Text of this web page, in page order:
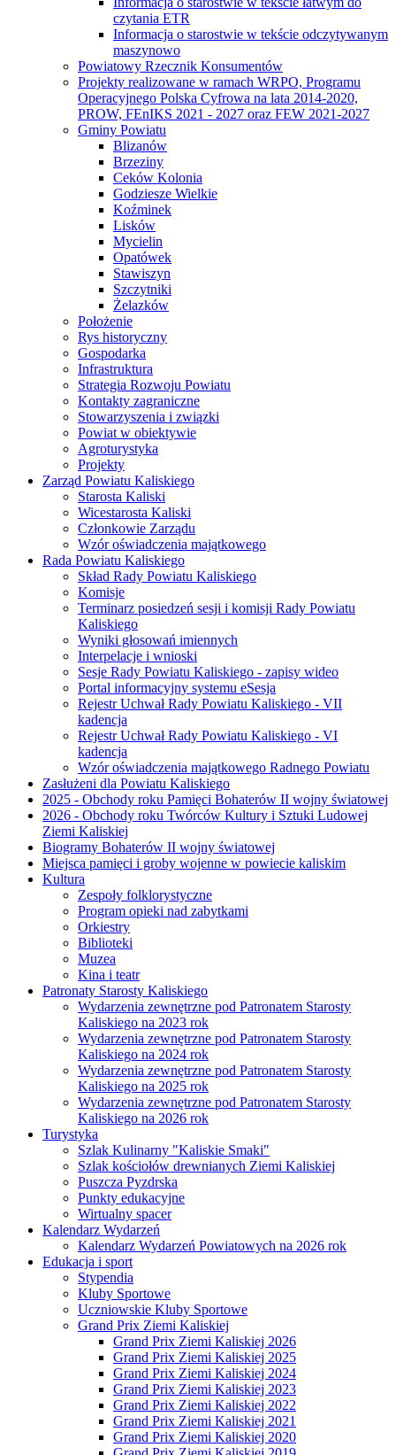
czytania ETR
Informacja o starostwie w tekście odczytywanym
maszynowo
Powiatowy Rzecznik Konsumentów
Projekty realizowane w ramach WRPO, Programu
Operacyjnego Polska Cyfrowa na lata 2014-2020,
PROW, FEnIKS 2021 - 2027 oraz FEW 2021-2027
Gminy Powiatu
Blizanów
Brzeziny
Ceków Kolonia
Godziesze Wielkie
Koźminek
Lisków
Mycielin
Opatówek
Stawiszyn
Szczytniki
Żelazków
Położenie
Rys historyczny
Gospodarka
Infrastruktura
Strategia Rozwoju Powiatu
Kontakty zagraniczne
Stowarzyszenia i związki
Powiat w obiektywie
Agroturystyka
Projekty
Zarząd Powiatu Kaliskiego
Starosta Kaliski
Wicestarosta Kaliski
Członkowie Zarządu
Wzór oświadczenia majątkowego
Rada Powiatu Kaliskiego
Skład Rady Powiatu Kaliskiego
Komisje
Terminarz posiedzeń sesji i komisji Rady Powiatu
Kaliskiego
Wyniki głosowań imiennych
Interpelacje i wnioski
Sesje Rady Powiatu Kaliskiego - zapisy wideo
Portal informacyjny systemu eSesja
Rejestr Uchwał Rady Powiatu Kaliskiego - VII
kadencja
Rejestr Uchwał Rady Powiatu Kaliskiego - VI
kadencja
Wzór oświadczenia majątkowego Radnego Powiatu
Zasłużeni dla Powiatu Kaliskiego
2025 - Obchody roku Pamięci Bohaterów II wojny światowej
2026 - Obchody roku Twórców Kultury i Sztuki Ludowej
Ziemi Kaliskiej
Biogramy Bohaterów II wojny światowej
Miejsca pamięci i groby wojenne w powiecie kaliskim
Kultura
Zespoły folklorystyczne
Program opieki nad zabytkami
Orkiestry
Biblioteki
Muzea
Kina i teatr
Patronaty Starosty Kaliskiego
Wydarzenia zewnętrzne pod Patronatem Starosty
Kaliskiego na 2023 rok
Wydarzenia zewnętrzne pod Patronatem Starosty
Kaliskiego na 2024 rok
Wydarzenia zewnętrzne pod Patronatem Starosty
Kaliskiego na 2025 rok
Wydarzenia zewnętrzne pod Patronatem Starosty
Kaliskiego na 2026 rok
Turystyka
Szlak Kulinarny "Kaliskie Smaki"
Szlak kościołów drewnianych Ziemi Kaliskiej
Puszcza Pyzdrska
Punkty edukacyjne
Wirtualny spacer
Kalendarz Wydarzeń
Kalendarz Wydarzeń Powiatowych na 2026 rok
Edukacja i sport
Stypendia
Kluby Sportowe
Uczniowskie Kluby Sportowe
Grand Prix Ziemi Kaliskiej
Grand Prix Ziemi Kaliskiej 2026
Grand Prix Ziemi Kaliskiej 2025
Grand Prix Ziemi Kaliskiej 2024
Grand Prix Ziemi Kaliskiej 2023
Grand Prix Ziemi Kaliskiej 2022
Grand Prix Ziemi Kaliskiej 2021
Grand Prix Ziemi Kaliskiej 2020